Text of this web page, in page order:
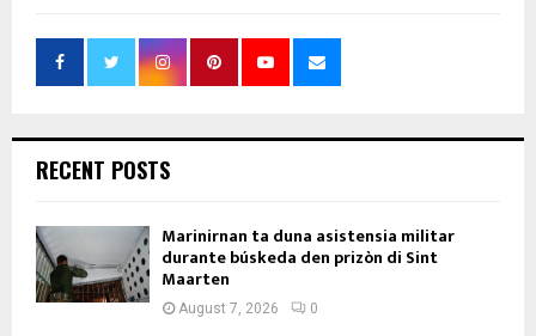
RECENT POSTS
Marinirnan ta duna asistensia militar
durante búskeda den prizòn di Sint
Maarten
August 7, 2026 0